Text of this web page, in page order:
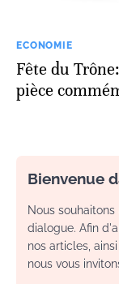
ECONOMIE
Fête du
pièce
Bienvenue
Nous
dialogue. Afin
nos articles,
nous vous